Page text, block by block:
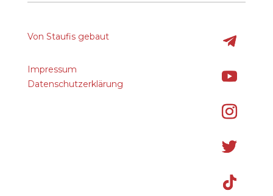
Von Staufis gebaut
Impressum
Datenschutzerklärung